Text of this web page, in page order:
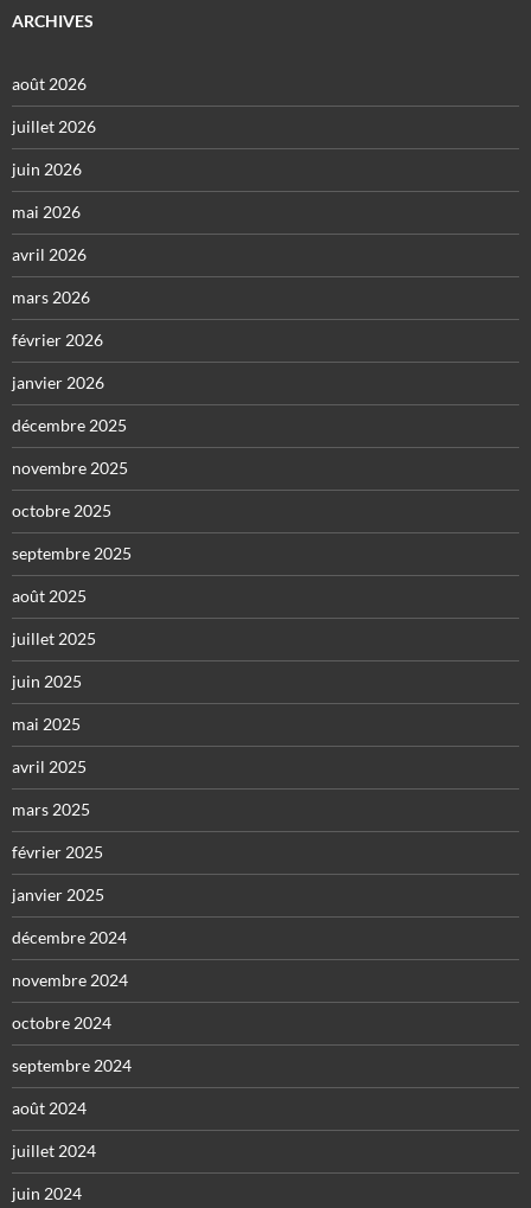
ARCHIVES
août 2026
juillet 2026
juin 2026
mai 2026
avril 2026
mars 2026
février 2026
janvier 2026
décembre 2025
novembre 2025
octobre 2025
septembre 2025
août 2025
juillet 2025
juin 2025
mai 2025
avril 2025
mars 2025
février 2025
janvier 2025
décembre 2024
novembre 2024
octobre 2024
septembre 2024
août 2024
juillet 2024
juin 2024